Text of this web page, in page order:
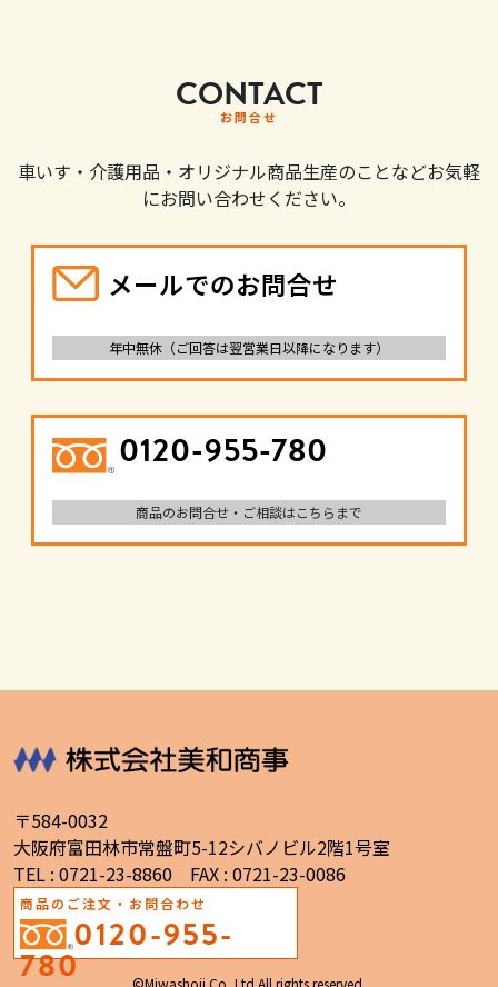
CONTACT
お問合せ
車いす・介護用品・オリジナル商品生産のことなどお気軽
にお問い合わせください。
メールでのお問合せ
年中無休（ご回答は翌営業日以降になります）
0120-955-780
商品のお問合せ・ご相談はこちらまで
〒584-0032
大阪府富田林市常盤町5-12シバノビル2階1号室
TEL : 0721-23-8860 FAX : 0721-23-0086
商品のご注文・お問合わせ
0120-955-
780 ©Miwashoji Co.,Ltd All rights reserved.